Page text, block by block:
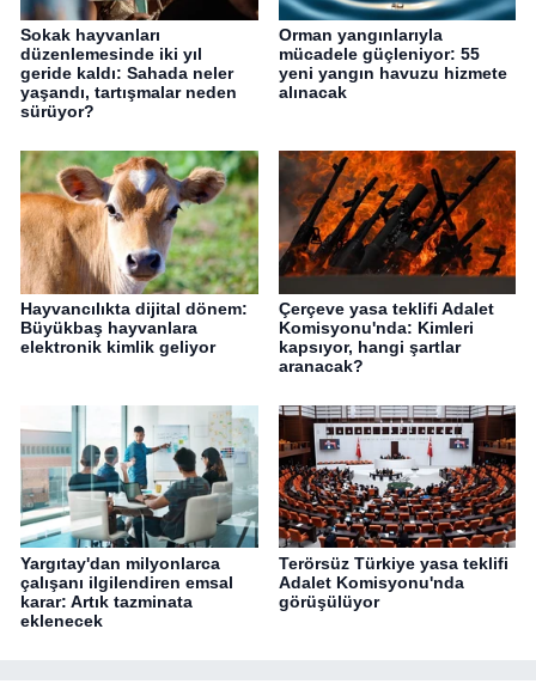
Sokak hayvanları
düzenlemesinde iki yıl
geride kaldı: Sahada neler
yaşandı, tartışmalar neden
sürüyor?
Orman yangınlarıyla
mücadele güçleniyor: 55
yeni yangın havuzu hizmete
alınacak
Hayvancılıkta dijital dönem:
Büyükbaş hayvanlara
elektronik kimlik geliyor
Çerçeve yasa teklifi Adalet
Komisyonu'nda: Kimleri
kapsıyor, hangi şartlar
aranacak?
Yargıtay'dan milyonlarca
çalışanı ilgilendiren emsal
karar: Artık tazminata
eklenecek
Terörsüz Türkiye yasa teklifi
Adalet Komisyonu'nda
görüşülüyor